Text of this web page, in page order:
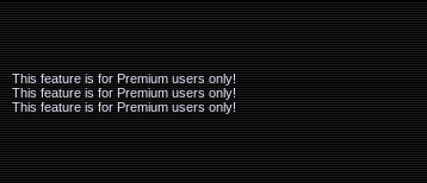
This feature is for Premium users only!
This feature is for Premium users only!
This feature is for Premium users only!